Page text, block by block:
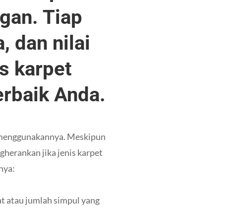
Tiap
dan nilai
karpet
Anda.
Meskipun
jika jenis karpet
atau jumlah simpul yang